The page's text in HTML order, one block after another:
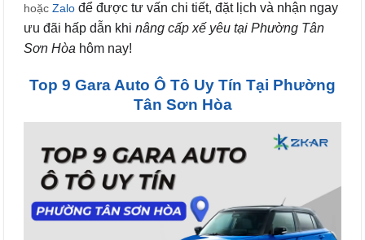
hoặc Zalo để được tư vấn chi tiết, đặt lịch và nhận ngay
ưu đãi hấp dẫn khi nâng cấp xế yêu tại Phường Tân
Sơn Hòa hôm nay!
Top 9 Gara Auto Ô Tô Uy Tín Tại Phường
Tân Sơn Hòa